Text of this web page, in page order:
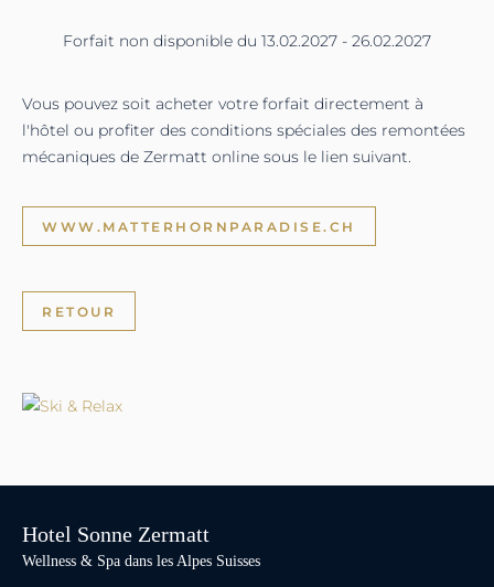
Forfait non disponible du 13.02.2027 - 26.02.2027
Vous pouvez soit acheter votre forfait directement à
l'hôtel ou profiter des conditions spéciales des remontées
mécaniques de Zermatt online sous le lien suivant.
WWW.MATTERHORNPARADISE.CH
RETOUR
de
Hotel Sonne Zermatt
Wellness & Spa dans les Alpes Suisses